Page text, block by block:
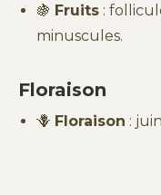
🍇 Fruits :
minuscules.
Floraison
🪻 Floraison :